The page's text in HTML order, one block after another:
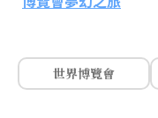
世界博覽會